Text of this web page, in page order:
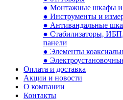
● Монтажные шкафы и
● Инструменты и
● Антивандальные
● Стабилизаторы,
панели
● Элементы
●
Оплата и доставка
Акции и новости
О компании
Контакты